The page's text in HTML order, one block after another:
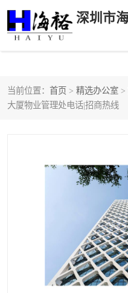
当前位置： 首页 > 精选办公室 >
大厦物业管理处电话|招商热线
后海